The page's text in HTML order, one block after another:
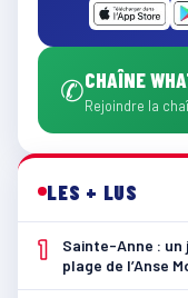
✆CHAÎNE
Rejoindre la
LES + LUS
1
Sainte-Anne : un
plage de l’Anse